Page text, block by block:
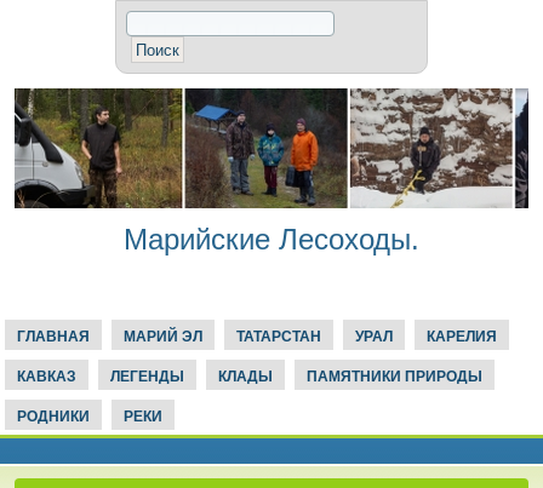
Марийские Лесоходы.
ГЛАВНАЯ МАРИЙ ЭЛ ТАТАРСТАН УРАЛ КАРЕЛИЯ
КАВКАЗ ЛЕГЕНДЫ КЛАДЫ ПАМЯТНИКИ ПРИРОДЫ
РОДНИКИ РЕКИ